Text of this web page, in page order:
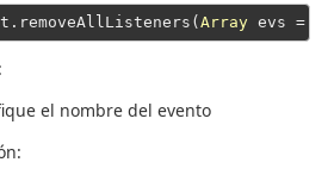
Array
el nombre del evento